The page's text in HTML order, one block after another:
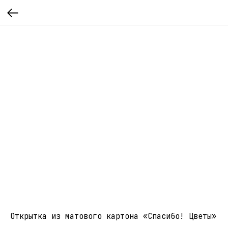
Открытка из матового картона «Спасибо! Цветы»